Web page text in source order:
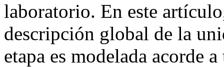
laboratorio. En este
descripción global de la
etapa es modelada acorde